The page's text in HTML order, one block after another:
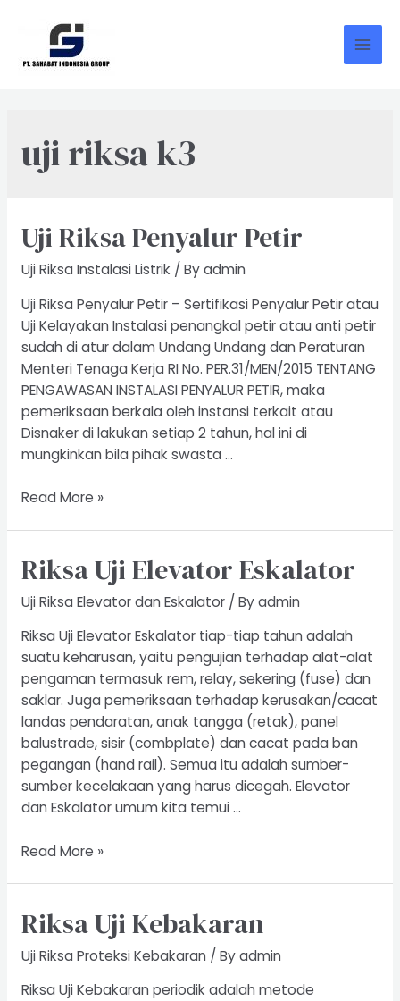
content
uji riksa k3
Uji Riksa Penyalur Petir
Uji Riksa Instalasi Listrik / Byadmin
Uji Riksa Penyalur Petir – Sertifikasi Penyalur Petir atau
Uji Kelayakan Instalasi penangkal petir atau anti petir
sudah di atur dalam Undang Undang dan Peraturan
Menteri Tenaga Kerja RI No. PER.31/MEN/2015 TENTANG
PENGAWASAN INSTALASI PENYALUR PETIR, maka
pemeriksaan berkala oleh instansi terkait atau
Disnaker di lakukan setiap 2 tahun, hal ini di
mungkinkan bila pihak swasta …
Uji
Petir
Read More »
Riksa Uji Elevator Eskalator
Uji Riksa Elevator dan Eskalator/ Byadmin
Riksa Uji Elevator Eskalator tiap-tiap tahun adalah
suatu keharusan, yaitu pengujian terhadap alat-alat
pengaman termasuk rem, relay, sekering (fuse) dan
saklar. Juga pemeriksaan terhadap kerusakan/cacat
landas pendaratan, anak tangga (retak), panel
balustrade, sisir (combplate) dan cacat pada ban
pegangan (hand rail). Semua itu adalah sumber-
sumber kecelakaan yang harus dicegah. Elevator
dan Eskalator umum kita temui …
Riksa
Eskalator
Read More »
Riksa Uji Kebakaran
Uji Riksa Proteksi Kebakaran / Byadmin
Riksa Uji Kebakaran periodik adalah metode